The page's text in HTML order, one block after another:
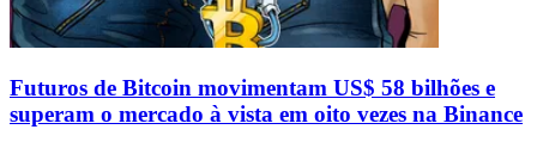
Futuros de Bitcoin movimentam US$ 58 bilhões e
superam o mercado à vista em oito vezes na Binance